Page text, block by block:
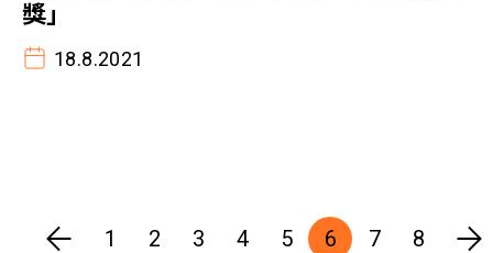
獎」
18.8.2021
1 2 3 4 5 6 7 8